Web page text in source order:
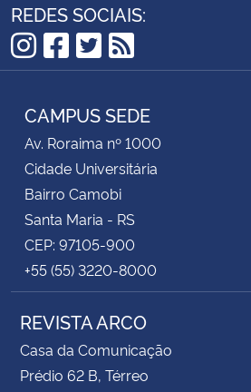
REDES SOCIAIS:
Instagram
Facebook
Twitter
RSS
CAMPUS SEDE
Av. Roraima nº 1000
Cidade Universitária
Bairro Camobi
Santa Maria - RS
CEP: 97105-900
+55 (55) 3220-8000
REVISTA ARCO
Casa da Comunicação
Prédio 62 B, Térreo